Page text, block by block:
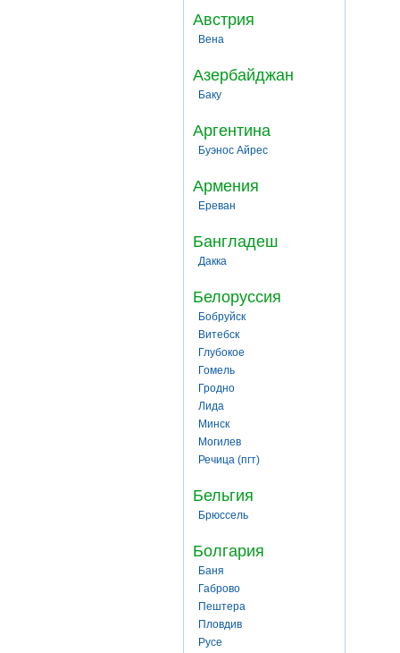
Австрия
Вена
Азербайджан
Баку
Аргентина
Буэнос Айрес
Армения
Ереван
Бангладеш
Дакка
Белоруссия
Бобруйск
Витебск
Глубокое
Гомель
Гродно
Лида
Минск
Могилев
Речица (пгт)
Бельгия
Брюссель
Болгария
Баня
Габрово
Пештера
Пловдив
Русе